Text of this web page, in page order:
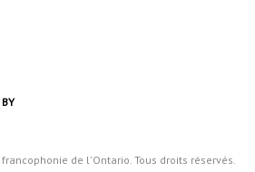
de l'Ontario. Tous droits réservés.